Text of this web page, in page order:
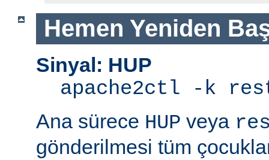
Hemen Yeniden
Sinyal: HUP
apache2ctl -k
Ana sürece HUP veya
gönderilmesi tüm